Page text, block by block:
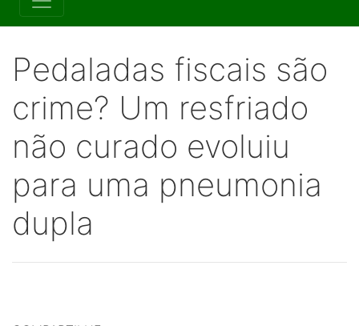
Pedaladas fiscais são
crime? Um resfriado
não curado evoluiu
para uma pneumonia
dupla